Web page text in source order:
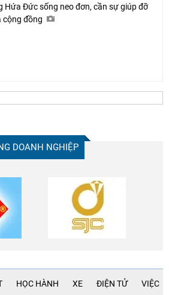
Hứa Đức sống neo đơn, cần sự giúp đỡ
cộng đồng
DOANH NGHIỆP
HỌC HÀNH XE ĐIỆN TỬ VIỆC